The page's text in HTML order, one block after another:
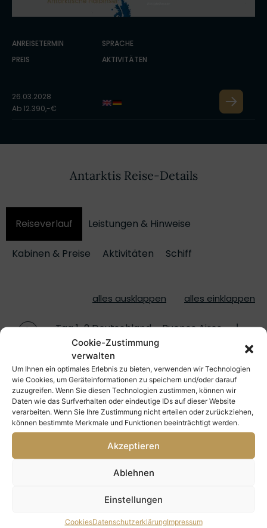
Cookie-Zustimmung
verwalten
Um Ihnen ein optimales Erlebnis zu bieten, verwenden wir Technologien
wie Cookies, um Geräteinformationen zu speichern und/oder darauf
zuzugreifen. Wenn Sie diesen Technologien zustimmen, können wir
Daten wie das Surfverhalten oder eindeutige IDs auf dieser Website
verarbeiten. Wenn Sie Ihre Zustimmung nicht erteilen oder zurückziehen,
können bestimmte Merkmale und Funktionen beeinträchtigt werden.
Akzeptieren
Ablehnen
Einstellungen
CookiesDatenschutzerklärungImpressum
ANREISETERMIN
PREIS
SPRACHE
AKTIVITÄTEN
26.03.2028
Ab 12.390,-€
Antarktis Reise-Details
Reiseverlauf Leistungen & Hinweise
Kabinen & Preise Aktivitäten Schiff
alles ausklappen alles einklappen
1 Tag 1-2 Deutschland – Buenos Aires
2
Tag 3 Flug nach Ushuaia am frühen
Morgen
3 Tag 4-5 Aufbruch in die Antarktis
Tag 6-10 Die Antarktis: eine andere